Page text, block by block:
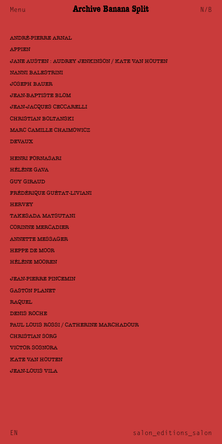
Menu N/B
Archive Banana Split
ANDRÉ-PIERRE ARNAL
APPIEN
JANE AUSTEN : AUDREY JENKINSON / KATE VAN HOUTEN
NANNI BALESTRINI
JOSEPH BAUER
JEAN-BAPTISTE BLOM
JEAN-JACQUES CECCARELLI
CHRISTIAN BOLTANSKI
MARC CAMILLE CHAIMOWICZ
DEVAUX
HENRI FORNASARI
HÉLÈNE GAVA
GUY GIRAUD
FRÉDÉRIQUE GUÉTAT-LIVIANI
HERVEY
TAKESADA MATSUTANI
CORINNE MERCADIER
ANNETTE MESSAGER
HEPPE DE MOOR
HÉLÈNE MOOREN
JEAN-PIERRE PINCEMIN
GASTON PLANET
RAQUEL
DENIS ROCHE
PAUL LOUIS ROSSI / CATHERINE MARCHADOUR
CHRISTIAN SORG
VICTOR SOSNORA
KATE VAN HOUTEN
JEAN-LOUIS VILA
EN salon_editions_salon